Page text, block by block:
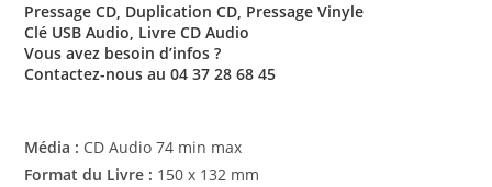
Pressage CD, Duplication CD, Pressage Vinyle
Clé USB Audio, Livre CD Audio
Vous avez besoin d’infos ?
Contactez-nous au 04 37 28 68 45
Média : CD Audio 74 min max
Format du Livre : 150 x 132 mm